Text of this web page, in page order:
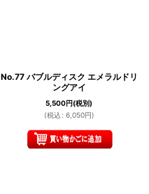
No.77 バブルディスク エメラルドリ
ングアイ
5,500円(税別)
(税込 : 6,050円)